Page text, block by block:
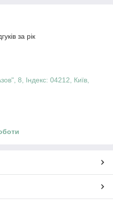
за рік
8, Індекс: 04212, Київ,